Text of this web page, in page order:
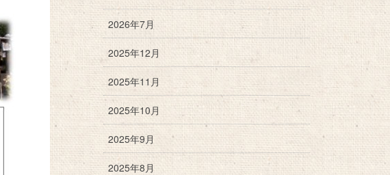
2026年7月
2025年12月
2025年11月
2025年10月
2025年9月
2025年8月